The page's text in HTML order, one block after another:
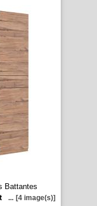
Battantes
... [4 image(s)]